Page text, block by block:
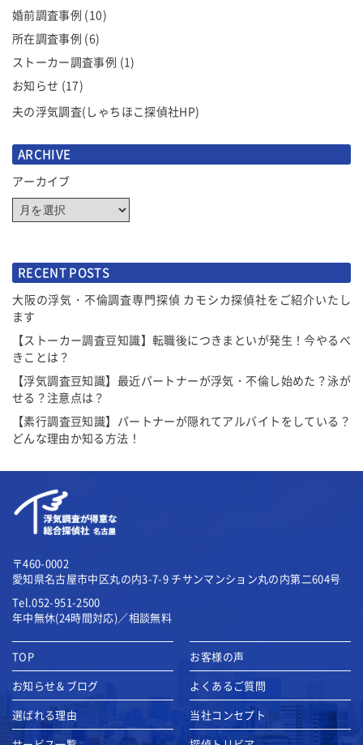
婚前調査事例 (10)
所在調査事例 (6)
ストーカー調査事例 (1)
お知らせ (17)
夫の浮気調査(しゃちほこ探偵社HP)
ARCHIVE
アーカイブ
RECENT POSTS
大阪の浮気・不倫調査専門探偵 カモシカ探偵社をご紹介いたし
ます
【ストーカー調査豆知識】転職後につきまといが発生！今やるべ
きことは？
【浮気調査豆知識】最近パートナーが浮気・不倫し始めた？泳が
せる？注意点は？
【素行調査豆知識】パートナーが隠れてアルバイトをしている？
どんな理由か知る方法！
〒460-0002
愛知県名古屋市中区丸の内3-7-9 チサンマンション丸の内第二604号
Tel.052-951-2500
年中無休(24時間対応)／相談無料
TOP
お知らせ＆ブログ
選ばれる理由
お客様の声
よくあるご質問
当社コンセプト